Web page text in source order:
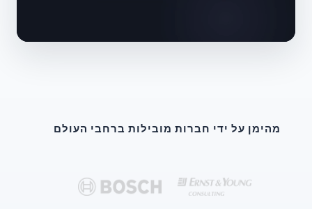
מהימן על ידי חברות מובילות ברחבי העולם